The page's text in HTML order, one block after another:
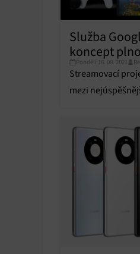
Služba
koncept
ovládání, cílí
Pondělí 16. 08. 2021
Streamovací
mezi